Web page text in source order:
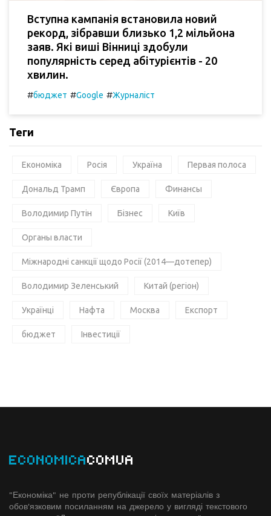
Вступна кампанія встановила новий
рекорд, зібравши близько 1,2 мільйона
заяв. Які виші Вінниці здобули
популярність серед абітурієнтів - 20
хвилин.
#бюджет #Google #Журналіст
Теги
Економіка Росія Україна Первая полоса
Дональд Трамп Європа Финансы
Володимир Путін Бізнес Київ
Органы власти
Міжнародні санкції щодо Росії (2014—дотепер)
Володимир Зеленський Китай (регіон)
Українці Нафта Москва Експорт
бюджет Інвестиції
ECONOMICACOMUA
"Економіка" не проти републікації своїх матеріалів з
обов'язковим посиланням на джерело у вигляді текстового